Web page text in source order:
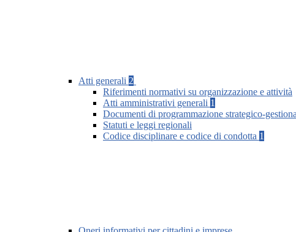
Atti generali 2
Riferimenti normativi su organizzazione e attività
Atti amministrativi generali 1
Documenti di programmazione strategico-
Statuti e leggi regionali
Codice disciplinare e codice di condotta 1